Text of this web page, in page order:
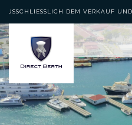
AUSSCHLIESSLICH DEM VERKAUF